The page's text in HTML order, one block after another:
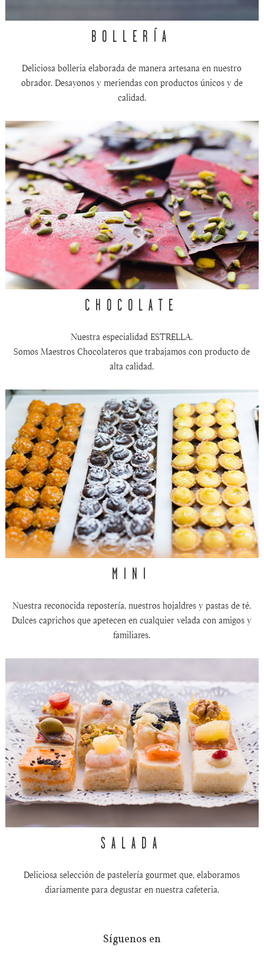
MINI
Nuestra reconocida repostería, nuestros hojaldres y pastas de té.
Dulces caprichos que apetecen en cualquier velada con amigos y
familiares.
CHOCOLATE
Nuestra especialidad ESTRELLA.
Somos Maestros Chocolateros que trabajamos con producto de
alta calidad.
BOLLERÍA
Deliciosa bolleria elaborada de manera artesana en nuestro
obrador. Desayonos y meriendas con productos únicos y de
calidad.
SALADA
Deliciosa selección de pastelería gourmet que, elaboramos
diariamente para degustar en nuestra cafeteria.
Síguenos en